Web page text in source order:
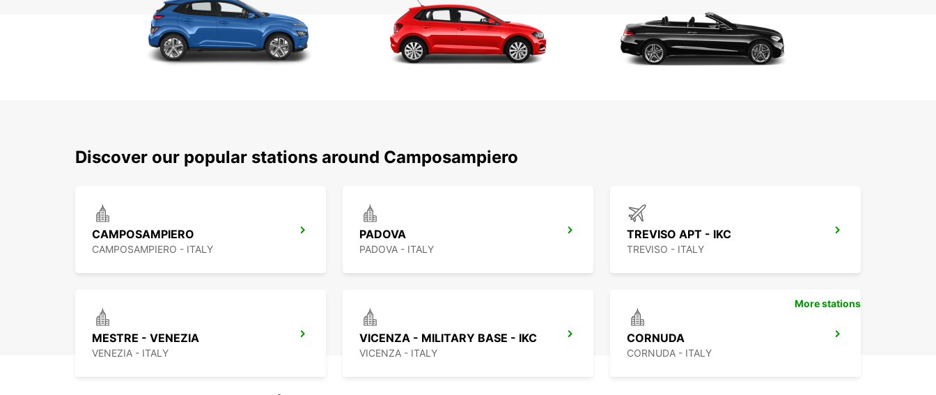
Discover our popular stations around Camposampiero
CAMPOSAMPIERO
CAMPOSAMPIERO - ITALY
PADOVA
PADOVA - ITALY
TREVISO APT - IKC
TREVISO - ITALY
MESTRE - VENEZIA
VENEZIA - ITALY
VICENZA - MILITARY BASE - IKC
VICENZA - ITALY
CORNUDA
CORNUDA - ITALY
More stations